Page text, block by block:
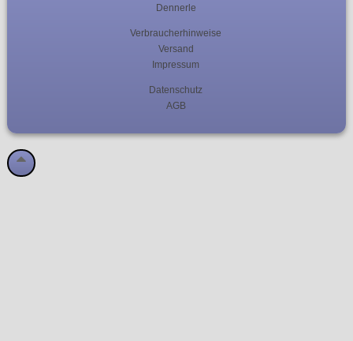
Dennerle
Verbraucherhinweise
Versand
Impressum
Datenschutz
AGB